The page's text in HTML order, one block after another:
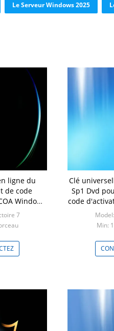
Le Serveur Windows 2025
ligne du
de code
7
Clé
Sp1 Dvd
code
Min: